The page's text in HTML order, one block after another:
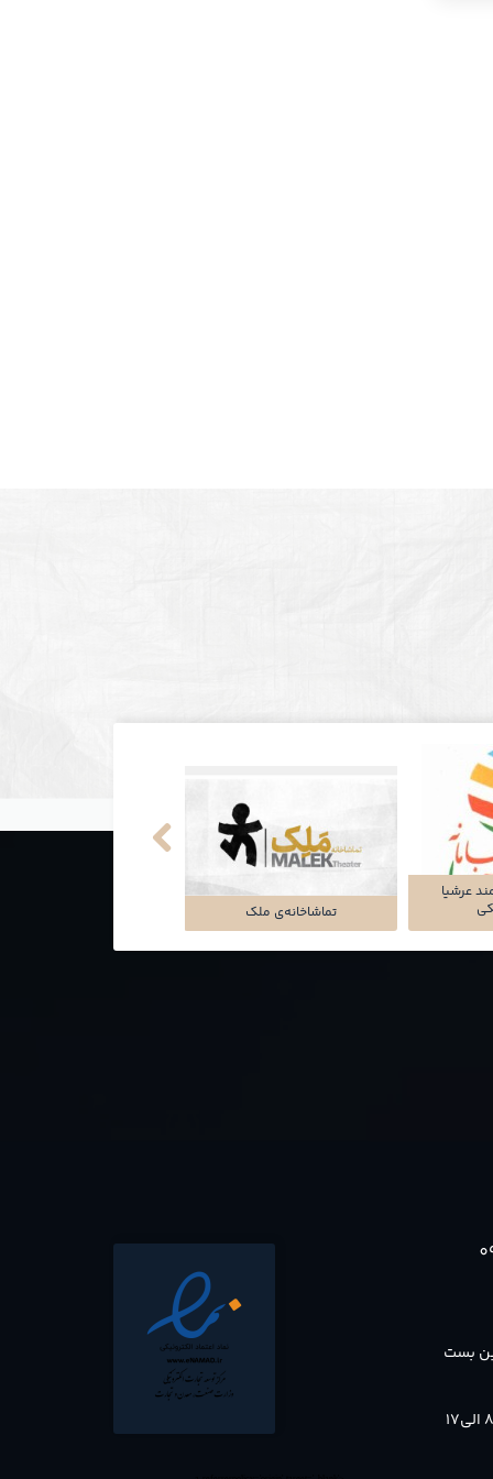
تماشاخانه‌ی ملک
عرشیا
بن بست